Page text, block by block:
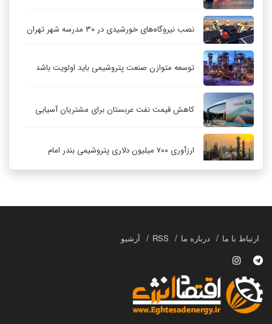
نصب نیروگاه‌های خورشیدی در ۳۰ مدرسه شهر تهران
توسعه متوازن صنعت پتروشیمی باید اولویت باشد
کاهش قیمت نفت عربستان برای مشتریان آسیایی
ارزآوری ۷۰۰ میلیون دلاری پتروشیمی بندر امام
چگونه انتخاب صحیح لوله‌ها باعث دوام سیستم‌های
آبرسانی کشاورزی می‌شود؟
ارتباط با ما درباره ما RSS آرشیو